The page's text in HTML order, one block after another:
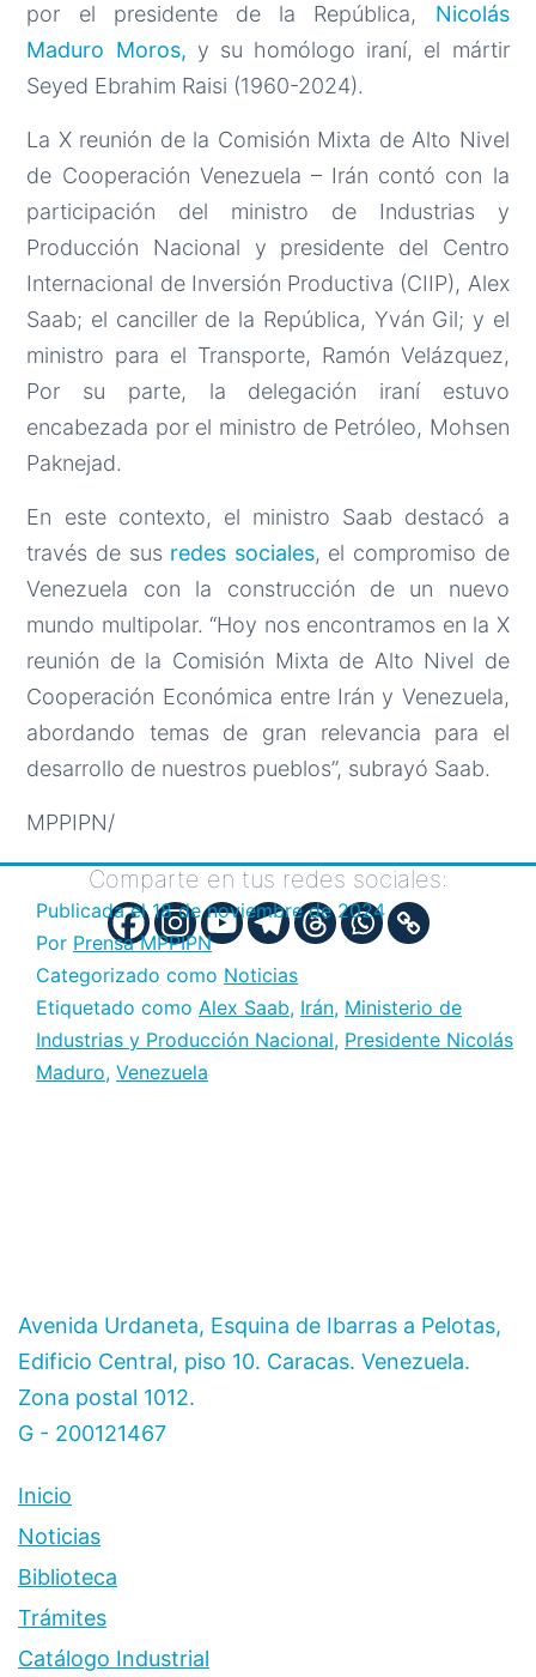
por el presidente de la República, Nicolás
Maduro Moros, y su homólogo iraní, el mártir
Seyed Ebrahim Raisi (1960-2024).
La X reunión de la Comisión Mixta de Alto Nivel
de Cooperación Venezuela – Irán contó con la
participación del ministro de Industrias y
Producción Nacional y presidente del Centro
Internacional de Inversión Productiva (CIIP), Alex
Saab; el canciller de la República, Yván Gil; y el
ministro para el Transporte, Ramón Velázquez,
Por su parte, la delegación iraní estuvo
encabezada por el ministro de Petróleo, Mohsen
Paknejad.
En este contexto, el ministro Saab destacó a
través de susredes sociales, el compromiso de
Venezuela con la construcción de un nuevo
mundo multipolar. “Hoy nos encontramos en la X
reunión de la Comisión Mixta de Alto Nivel de
Cooperación Económica entre Irán y Venezuela,
abordando temas de gran relevancia para el
desarrollo de nuestros pueblos”, subrayó Saab.
MPPIPN/
Comparte en tus redes sociales:
Publicada el18 de noviembre de 2024
Por Prensa MPPIPN
Categorizado como Noticias
Etiquetado como Alex Saab, Irán, Ministerio de
Industrias y Producción Nacional, Presidente Nicolás
Maduro, Venezuela
Avenida Urdaneta, Esquina de Ibarras a Pelotas,
Edificio Central, piso 10. Caracas. Venezuela.
Zona postal 1012.
G - 200121467
Inicio
Noticias
Biblioteca
Trámites
Catálogo Industrial